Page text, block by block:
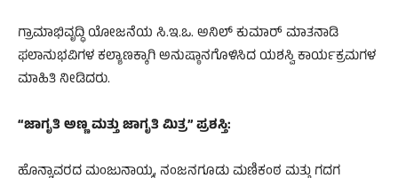
ಗ್ರಾಮಾಭಿವೃದ್ಧಿ ಯೋಜನೆಯ ಸಿ.ಇ.ಒ. ಅನಿಲ್ ಕುಮಾರ್ ಮಾತನಾಡಿ
ಫಲಾನುಭವಿಗಳ ಕಲ್ಯಾಣಕ್ಕಾಗಿ ಅನುಷ್ಠಾನಗೊಳಿಸಿದ ಯಶಸ್ವಿ ಕಾರ್ಯಕ್ರಮಗಳ
ಮಾಹಿತಿ ನೀಡಿದರು.
“ಜಾಗೃತಿ ಅಣ್ಣ ಮತ್ತು ಜಾಗೃತಿ ಮಿತ್ರ” ಪ್ರಶಸ್ತಿ:
ಹೊನ್ನಾವರದ ಮಂಜುನಾಯ್ಕ, ನಂಜನಗೂಡು ಮಣಿಕಂಠ ಮತ್ತು ಗದಗ